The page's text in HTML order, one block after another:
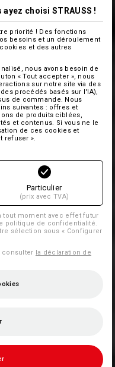
choisi STRAUSS !
priorité ! Des fonctions
besoins et un déroulement
et des autres
nous avons besoin de
« Tout accepter », nous
sur notre site via des
procédés basés sur l'IA),
de commande. Nous
suivantes : offres et
de produits ciblées,
et contenus. Si vous ne le
de ces cookies et
refuser ».
Particulier
(prix avec TVA)
tout moment avec effet futur
politique de confidentialité.
sélection sous « Configurer
consulter la déclaration de